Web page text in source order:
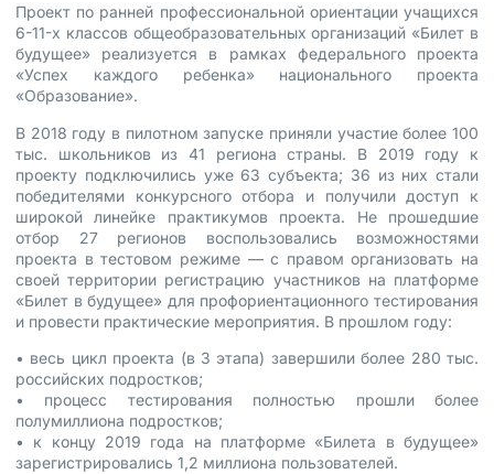
Проект по ранней профессиональной ориентации учащихся
6-11-х классов общеобразовательных организаций «Билет в
будущее» реализуется в рамках федерального проекта
«Успех каждого ребенка» национального проекта
«Образование».
В 2018 году в пилотном запуске приняли участие более 100
тыс. школьников из 41 региона страны. В 2019 году к
проекту подключились уже 63 субъекта; 36 из них стали
победителями конкурсного отбора и получили доступ к
широкой линейке практикумов проекта. Не прошедшие
отбор 27 регионов воспользовались возможностями
проекта в тестовом режиме — с правом организовать на
своей территории регистрацию участников на платформе
«Билет в будущее» для профориентационного тестирования
и провести практические мероприятия. В прошлом году:
• весь цикл проекта (в 3 этапа) завершили более 280 тыс.
российских подростков;
• процесс тестирования полностью прошли более
полумиллиона подростков;
• к концу 2019 года на платформе «Билета в будущее»
зарегистрировались 1,2 миллиона пользователей.